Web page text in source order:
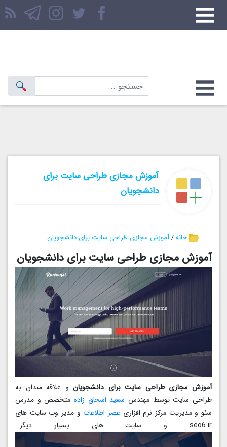
آموزش مجازی طراحی سایت برای
دانشجویان
خانه/آموزش مجازی طراحی سایت برای دانشجویان
آموزش مجازی طراحی سایت برای دانشجویان
آموزش مجازی طراحی سایت برای دانشجویانو علاقه مندان به
طراحی سایت توسط مهندس سعید اسحاق زادهمتخصص و مدرس
سئو و مدیریت مرکز نرم افزاری عصر اطلاعاتو مدیر وب سایت های
seo6.ir و سایت های بسیار دیگر…